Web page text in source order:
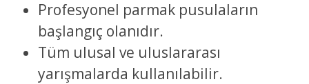
Profesyonel parmak pusulaların
başlangıç olanıdır.
Tüm ulusal ve uluslararası
yarışmalarda kullanılabilir.